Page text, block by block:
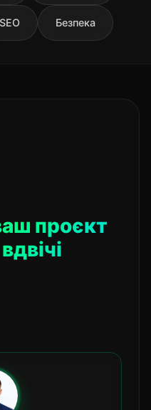
SEO Безпека
проєкт